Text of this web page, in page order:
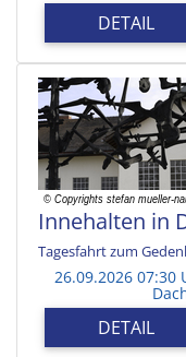
DETAIL
Innehalten in
Tagesfahrt zum
26.09.2026 07:30
DETAIL